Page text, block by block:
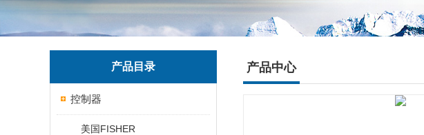
产品目录
控制器
美国FISHER
产品中心